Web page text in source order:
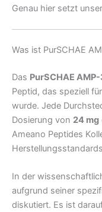
Genau hier setzt
Was ist PurSCHAE
Das PurSCHAE
Peptid, das speziell
wurde. Jede
Dosierung von 24 mg
Ameano Peptides
In der
aufgrund seiner
diskutiert. Es ist